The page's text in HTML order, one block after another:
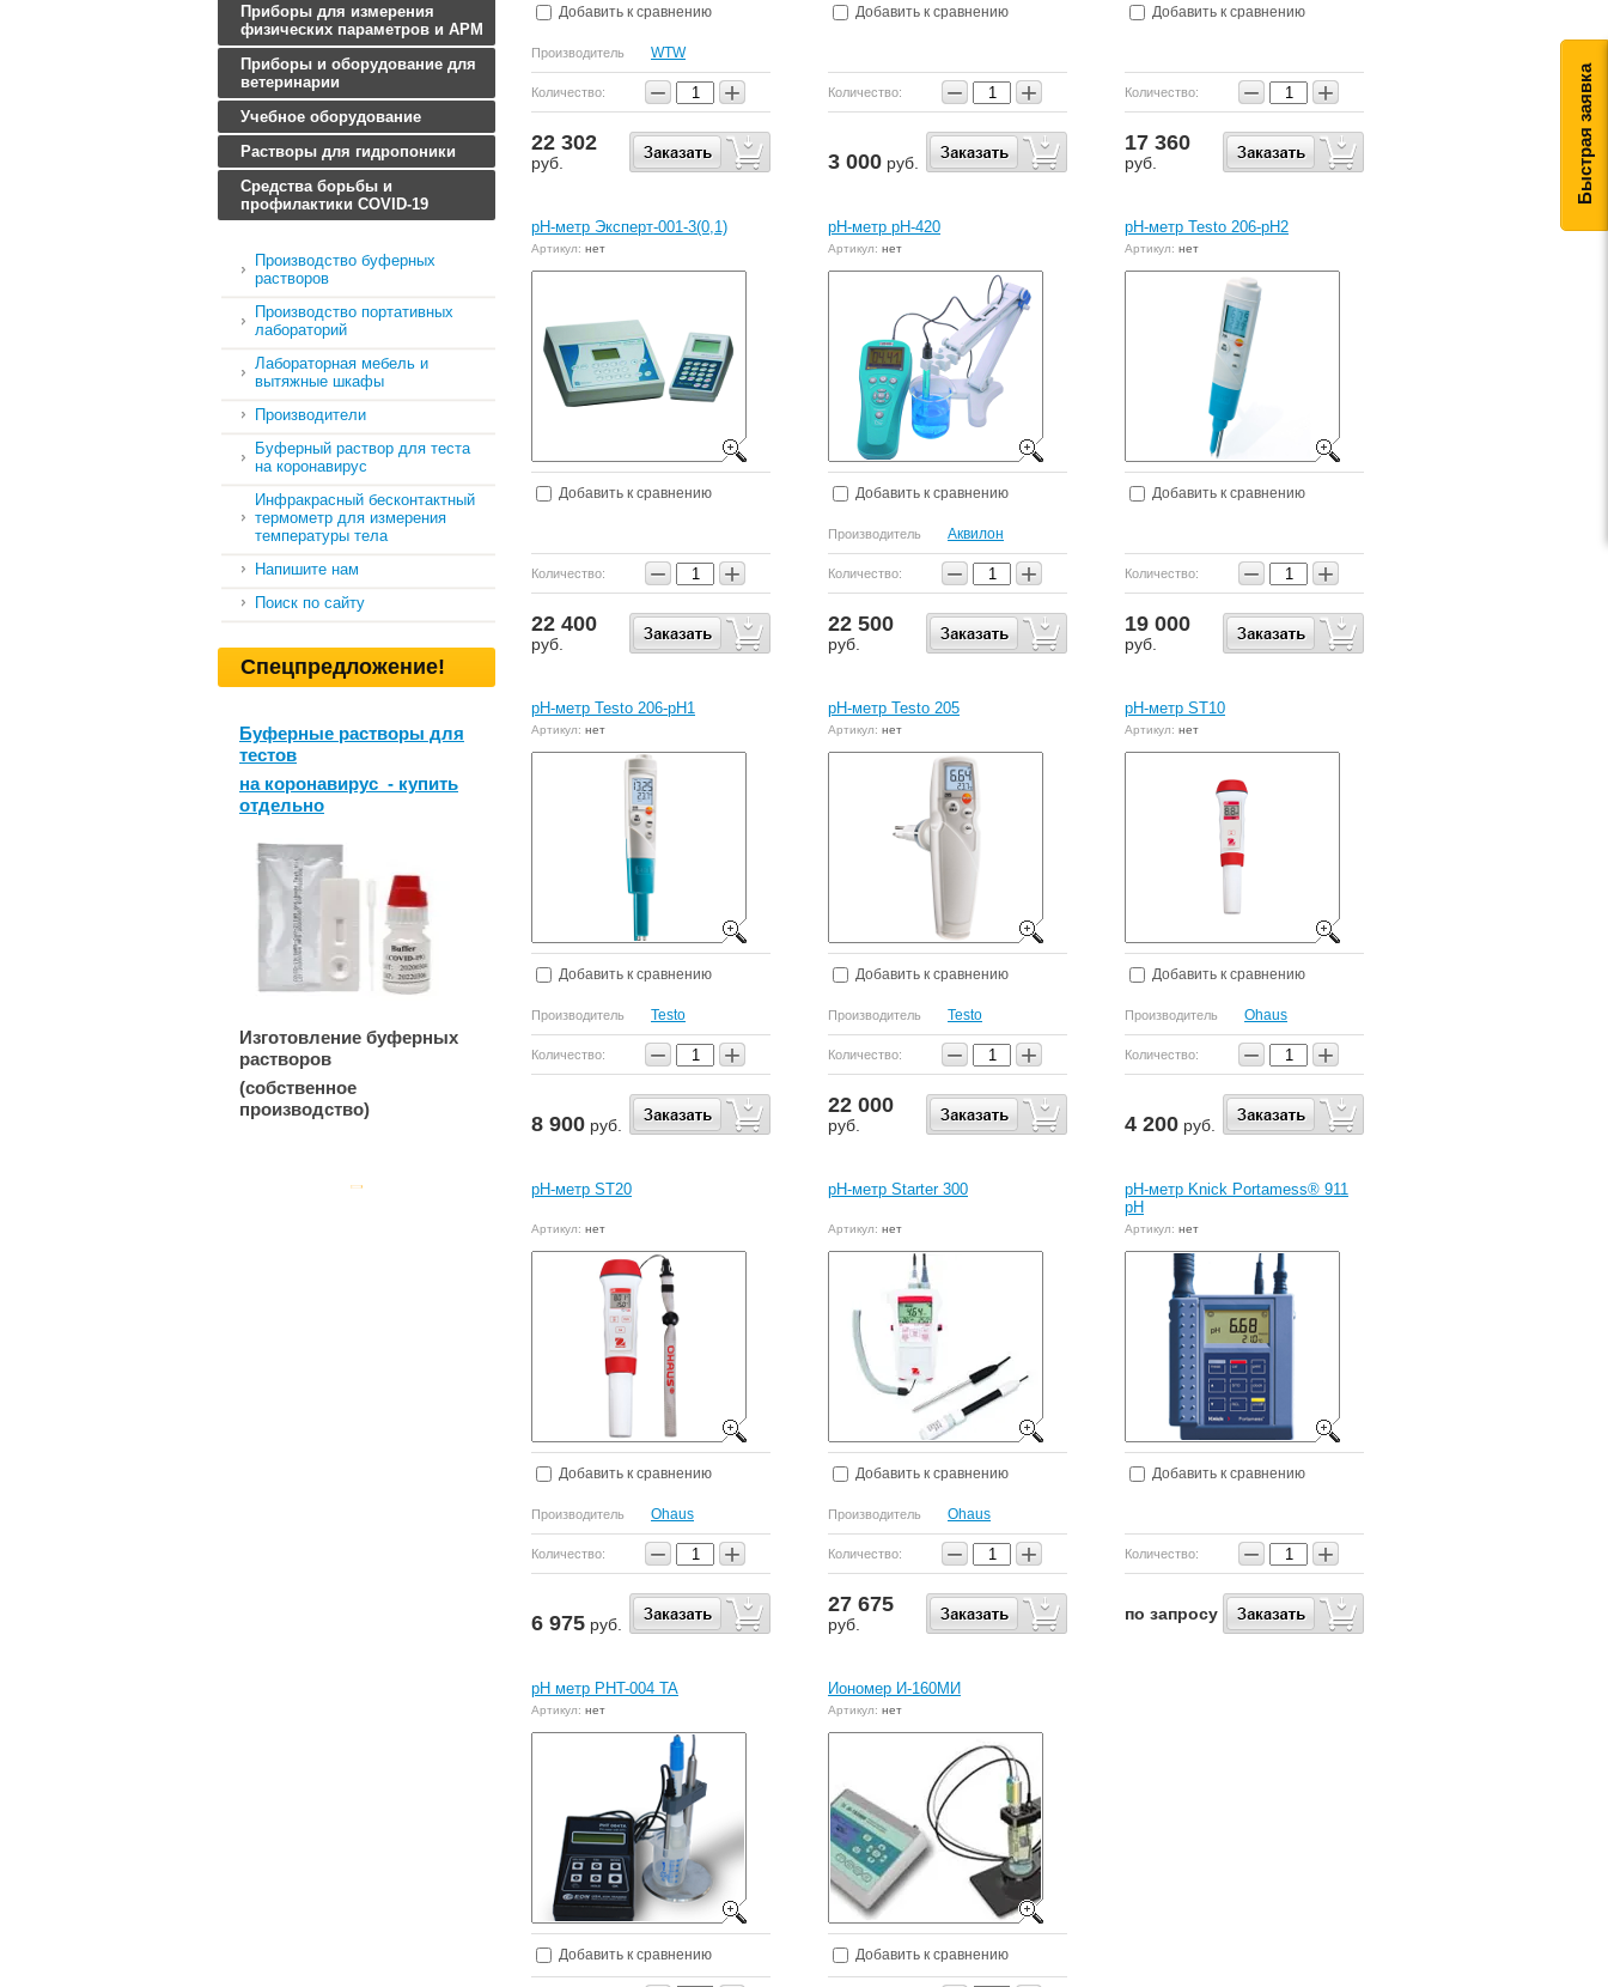
Быстрая заявка
Добавить к сравнению
Производитель WTW
Количество: − +
22 302
руб.
Добавить к сравнению
Количество: − +
3 000 руб.
Добавить к сравнению
Количество: − +
17 360
руб.
pH-метр Эксперт-001-3(0,1)
Артикул: нет
Добавить к сравнению
Количество: − +
22 400
руб.
pH-метр pH-420
Артикул: нет
Добавить к сравнению
Производитель Аквилон
Количество: − +
22 500
руб.
pH-метр Testo 206-pH2
Артикул: нет
Добавить к сравнению
Количество: − +
19 000
руб.
pH-метр Testo 206-pH1
Артикул: нет
Добавить к сравнению
Производитель Testo
Количество: − +
8 900 руб.
pH-метр Testo 205
Артикул: нет
Добавить к сравнению
Производитель Testo
Количество: − +
22 000
руб.
pH-метр ST10
Артикул: нет
Добавить к сравнению
Производитель Ohaus
Количество: − +
4 200 руб.
pH-метр ST20
Артикул: нет
Добавить к сравнению
Производитель Ohaus
Количество: − +
6 975 руб.
pH-метр Starter 300
Артикул: нет
Добавить к сравнению
Производитель Ohaus
Количество: − +
27 675
руб.
рН-метр Knick Portamess® 911
pH
Артикул: нет
Добавить к сравнению
Количество: − +
по запросу
рН метр PHT-004 TA
Артикул: нет
Добавить к сравнению
Иономер И-160МИ
Артикул: нет
Добавить к сравнению
Приборы для измерения
физических параметров и АРМ
Приборы и оборудование для
ветеринарии
Учебное оборудование
Растворы для гидропоники
Средства борьбы и
профилактики COVID-19
Производство буферных
растворов
Производство портативных
лабораторий
Лабораторная мебель и
вытяжные шкафы
Производители
Буферный раствор для теста
на коронавирус
Инфракрасный бесконтактный
термометр для измерения
температуры тела
Напишите нам
Поиск по сайту
Спецпредложение!
Буферные растворы для
тестов
на коронавирус - купить
отдельно
Изготовление буферных
растворов
(собственное
производство)